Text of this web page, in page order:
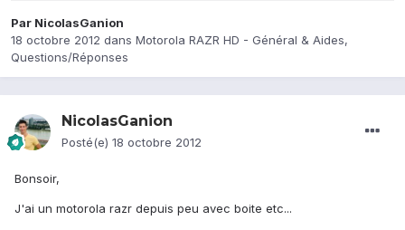
Par NicolasGanion
18 octobre 2012 dans Motorola RAZR HD - Général & Aides,
Questions/Réponses
NicolasGanion
Posté(e) 18 octobre 2012
Bonsoir,
J'ai un motorola razr depuis peu avec boite etc...